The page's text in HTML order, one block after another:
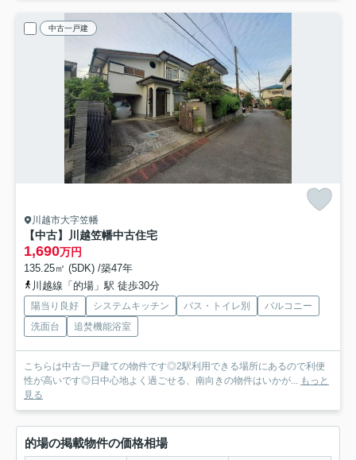
中古一戸建
川越市大字笠幡
【中古】川越笠幡中古住宅
1,690万円
135.25㎡ (5DK) /築47年
川越線「的場」駅 徒歩30分
陽当り良好 システムキッチン バス・トイレ別
バルコニー
洗面台
追焚機能浴室
こちらは中古一戸建ての物件です◎2駅利用できる場所にあるので利便
性が高いです◎日中心地よく過ごせる、南向きの物件はいかが... もっと
見る
的場の掲載物件の価格相場